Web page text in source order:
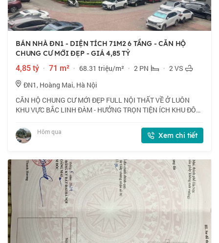
BÁN NHÀ ĐN1 - DIỆN TÍCH 71M2 6 TẦNG - CĂN HỘ
CHUNG CƯ MỚI ĐẸP - GIÁ 4,85 TỶ
4,85 tỷ · 71 m² · 68.31 triệu/m² · 2 PN · 2 VS
ĐN1, Hoàng Mai, Hà Nội
CĂN HỘ CHUNG CƯ MỚI ĐẸP FULL NỘI THẤT VỀ Ở LUÔN
KHU VỰC BẮC LINH ĐÀM - HƯỞNG TRỌN TIỆN ÍCH KHU ĐÔ
TRIỂN GIA TĂNG! 📍 Ngõ ĐN1, Hoàng Mai. Căn hộ tầ
Hôm qua Xem chi tiết